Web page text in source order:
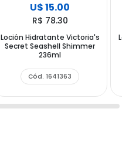
U$ 15.00
R$ 78.30
Loción Hidratante Victoria's
Secret Seashell Shimmer
236ml
Cód. 1641363